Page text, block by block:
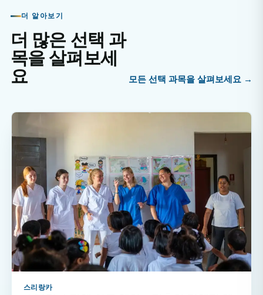
더 알아보기
더 많은 선택 과
목을 살펴보세
요
모든 선택 과목을 살펴보세요 →
스리랑카